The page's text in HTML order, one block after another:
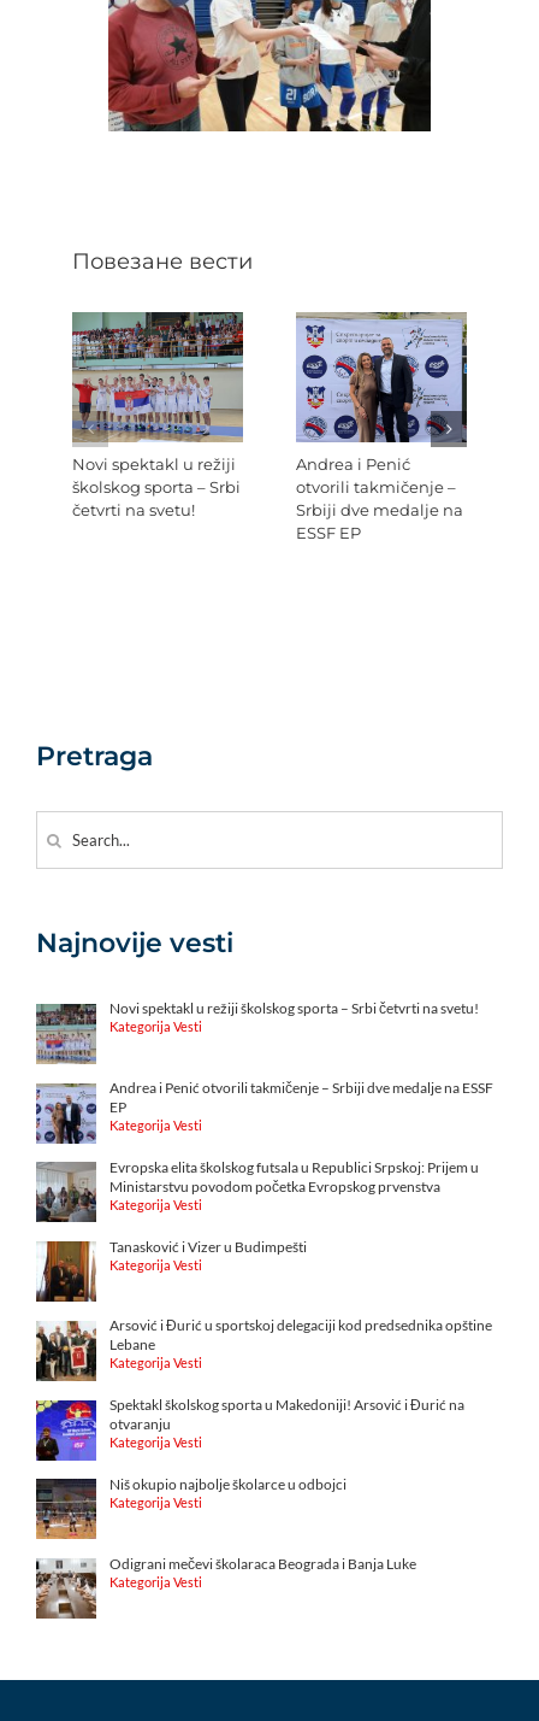
Повезане вести
Novi spektakl u režiji
školskog sporta – Srbi
četvrti na svetu!
Andrea i Penić
otvorili takmičenje –
Srbiji dve medalje na
ESSF EP
Pretraga
for:
Najnovije vesti
Novi spektakl u režiji školskog sporta – Srbi četvrti na svetu!
Kategorija Vesti
Andrea i Penić otvorili takmičenje – Srbiji dve medalje na ESSF
EP
Kategorija Vesti
Evropska elita školskog futsala u Republici Srpskoj: Prijem u
Ministarstvu povodom početka Evropskog prvenstva
Kategorija Vesti
Tanasković i Vizer u Budimpešti
Kategorija Vesti
Arsović i Đurić u sportskoj delegaciji kod predsednika opštine
Lebane
Kategorija Vesti
Spektakl školskog sporta u Makedoniji! Arsović i Đurić na
otvaranju
Kategorija Vesti
Niš okupio najbolje školarce u odbojci
Kategorija Vesti
Odigrani mečevi školaraca Beograda i Banja Luke
Kategorija Vesti